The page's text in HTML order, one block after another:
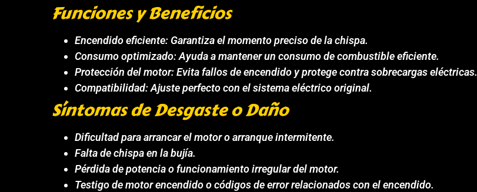
Funciones y Beneficios
Encendido eficiente: Garantiza el momento preciso de la chispa.
Consumo optimizado: Ayuda a mantener un consumo de combustible eficiente.
Protección del motor: Evita fallos de encendido y protege contra sobrecargas eléctricas.
Compatibilidad: Ajuste perfecto con el sistema eléctrico original.
Síntomas de Desgaste o Daño
Dificultad para arrancar el motor o arranque intermitente.
Falta de chispa en la bujía.
Pérdida de potencia o funcionamiento irregular del motor.
Testigo de motor encendido o códigos de error relacionados con el encendido.